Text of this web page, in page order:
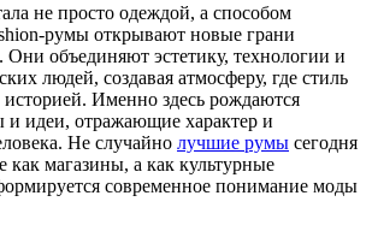
рум
как
площадка
для
и
стиля
не просто одеждой, а способом
румы открывают новые грани
Они объединяют эстетику, технологии и
людей, создавая атмосферу, где стиль
историей. Именно здесь рождаются
и идеи, отражающие характер и
Не случайно лучшие румы сегодня
как магазины, а как культурные
современное понимание моды